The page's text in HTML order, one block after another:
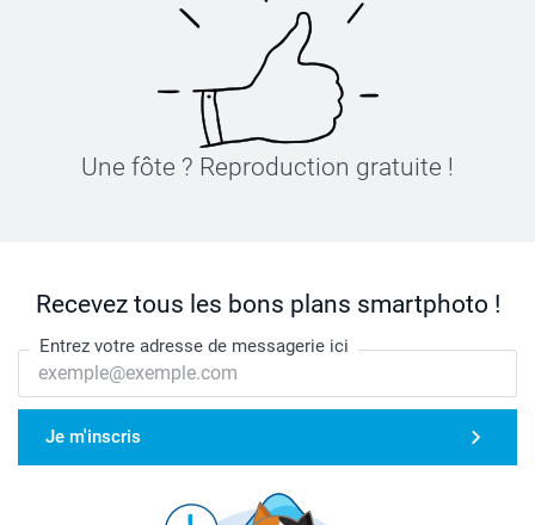
Une fôte ? Reproduction gratuite !
Recevez tous les bons plans smartphoto !
Entrez votre adresse de messagerie ici
Je m'inscris